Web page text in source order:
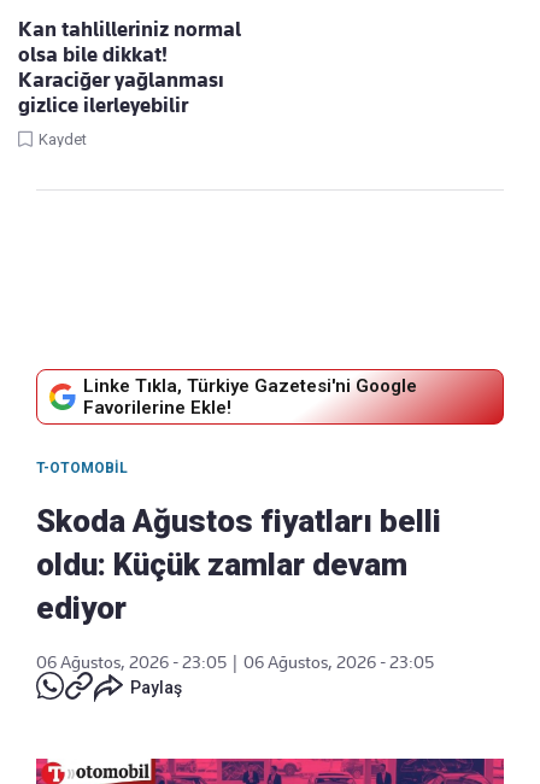
Kan tahlilleriniz normal
olsa bile dikkat!
Karaciğer yağlanması
gizlice ilerleyebilir
Kaydet
Linke Tıkla, Türkiye Gazetesi'ni Google
Favorilerine Ekle!
T-OTOMOBIL
Skoda Ağustos fiyatları belli
oldu: Küçük zamlar devam
ediyor
06 Ağustos, 2026 - 23:05
06 Ağustos, 2026 - 23:05
Paylaş